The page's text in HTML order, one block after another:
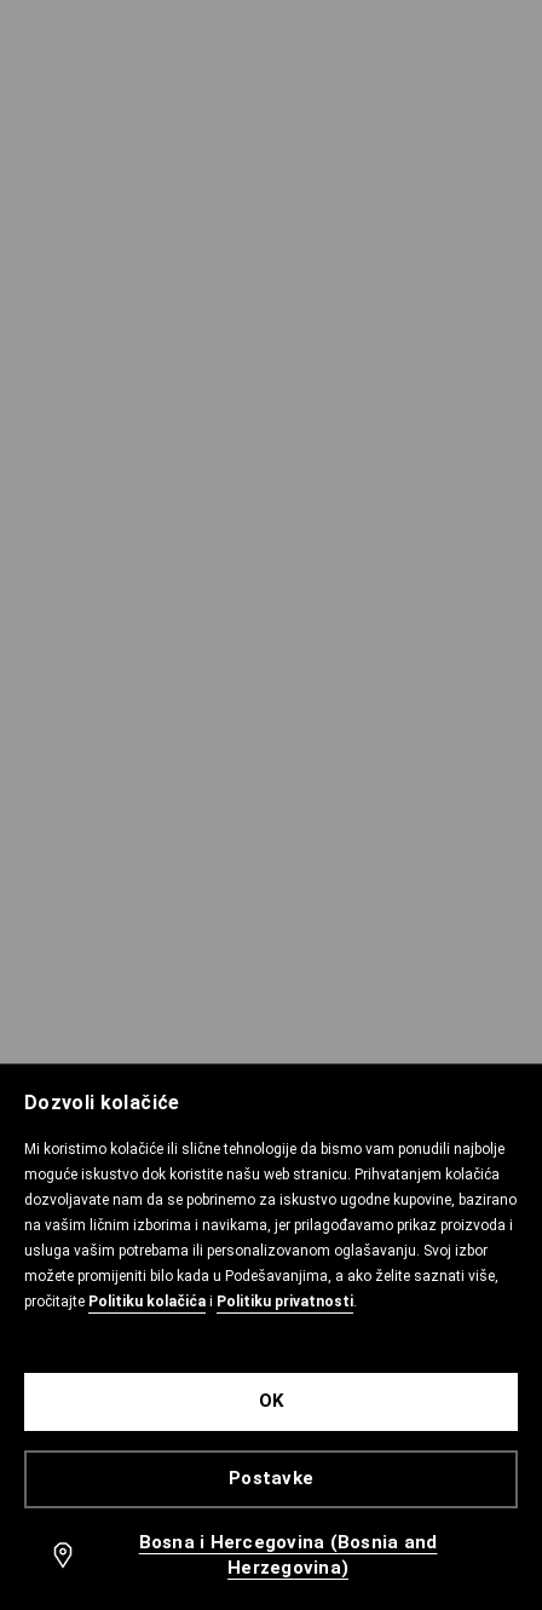
Dozvoli kolačiće
Mi koristimo kolačiće ili slične tehnologije da bismo vam ponudili najbolje
moguće iskustvo dok koristite našu web stranicu. Prihvatanjem kolačića
dozvoljavate nam da se pobrinemo za iskustvo ugodne kupovine, bazirano
na vašim ličnim izborima i navikama, jer prilagođavamo prikaz proizvoda i
usluga vašim potrebama ili personalizovanom oglašavanju. Svoj izbor
možete promijeniti bilo kada u Podešavanjima, a ako želite saznati više,
pročitajte Politiku kolačića i Politiku privatnosti.
Postavke
OK
Bosna i Hercegovina (Bosnia and
Herzegovina)